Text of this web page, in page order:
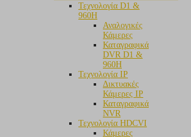
Τεχνολογία D1 &
960H
Αναλογικές
Κάμερες
Καταγραφικά
DVR D1 &
960H
Τεχνολογία IP
Δικτυακές
Κάμερες IP
Καταγραφικά
NVR
Τεχνολογία HDCVI
Κάμερες